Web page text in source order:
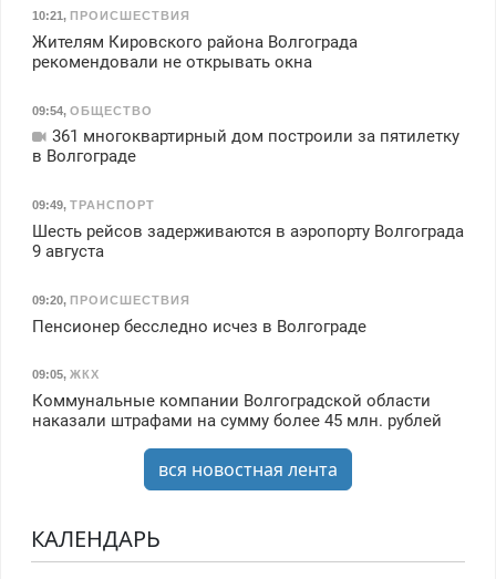
10:21, ПРОИСШЕСТВИЯ
Жителям Кировского района Волгограда
рекомендовали не открывать окна
09:54, ОБЩЕСТВО
361 многоквартирный дом построили за пятилетку
в Волгограде
09:49, ТРАНСПОРТ
Шесть рейсов задерживаются в аэропорту Волгограда
9 августа
09:20, ПРОИСШЕСТВИЯ
Пенсионер бесследно исчез в Волгограде
09:05, ЖКХ
Коммунальные компании Волгоградской области
наказали штрафами на сумму более 45 млн. рублей
вся новостная лента
КАЛЕНДАРЬ